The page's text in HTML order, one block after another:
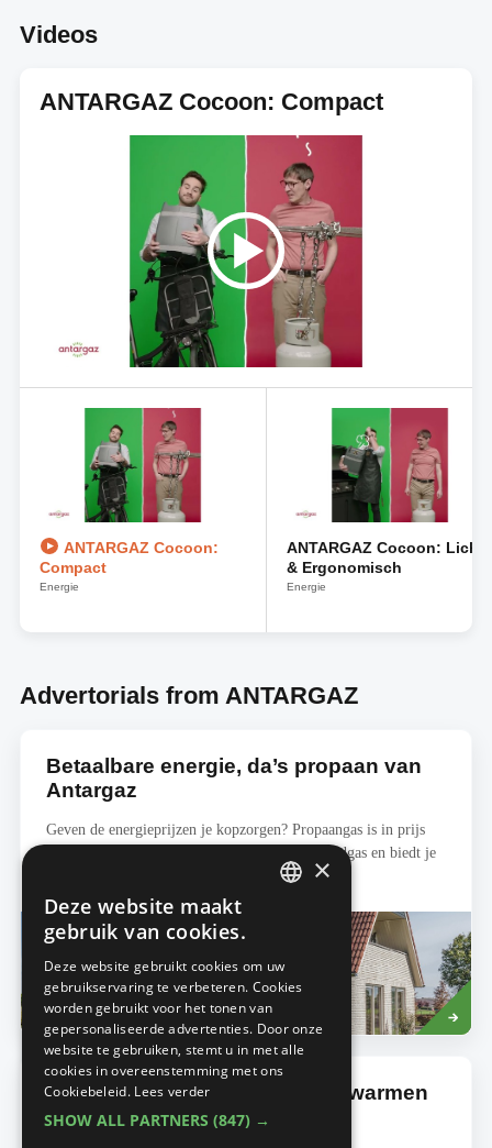
Videos
ANTARGAZ Cocoon: Compact
ANTARGAZ Cocoon:
Compact
Energie
ANTARGAZ Cocoon: Licht
& Ergonomisch
Energie
Advertorials from ANTARGAZ
Betaalbare energie, da’s propaan van
Antargaz
Geven de energieprijzen je kopzorgen? Propaangas is in prijs
relatief stabiel gebleven in vergelijking met aardgas en biedt je
ENERGIE
Read
more
Economisch en duurzaam verwarmen
met gas
×
Deze website maakt
gebruik van cookies.
Deze website gebruikt cookies om uw
gebruikservaring te verbeteren. Cookies
worden gebruikt voor het tonen van
gepersonaliseerde advertenties. Door onze
website te gebruiken, stemt u in met alle
cookies in overeenstemming met ons
Cookiebeleid. Lees verder
SHOW ALL PARTNERS (847) →